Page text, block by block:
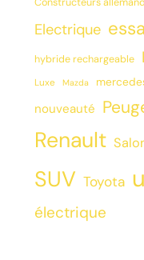
Constructeurs
Electrique
hybride rechargeable
Luxe Mazda
nouveauté
Renault
SUV Toyota
électrique